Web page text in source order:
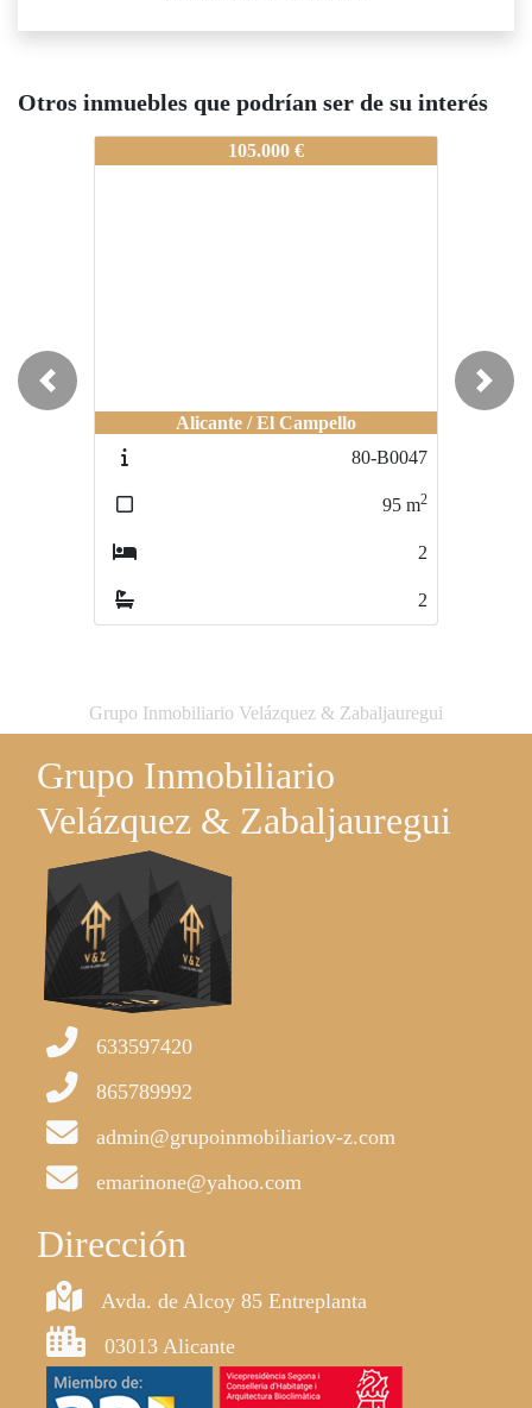
Otros inmuebles que podrían ser de su interés
Alicante / El Campello
170.000 €
Alicante / Playa San Juan
80-A0272
68m
Previous Next
Grupo Inmobiliario Velázquez & Zabaljauregui
Grupo Inmobiliario
Velázquez & Zabaljauregui
633597420
865789992
admin@grupoinmobiliariov-z.com
emarinone@yahoo.com
Dirección
Avda. de Alcoy 85 Entreplanta
03013 Alicante